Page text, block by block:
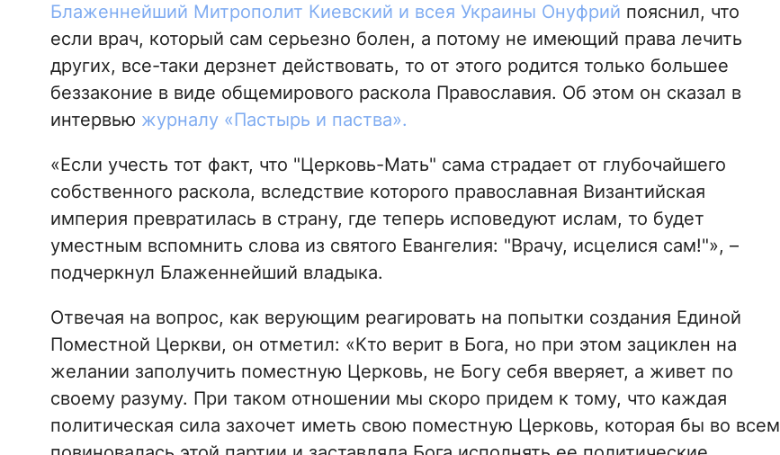
Блаженнейший Митрополит Киевский и всея Украины Онуфрий пояснил, что
если врач, который сам серьезно болен, а потому не имеющий права лечить
других, все-таки дерзнет действовать, то от этого родится только большее
беззаконие в виде общемирового раскола Православия. Об этом он сказал в
интервью журналу «Пастырь и паства».
«Если учесть тот факт, что "Церковь-Мать" сама страдает от глубочайшего
собственного раскола, вследствие которого православная Византийская
империя превратилась в страну, где теперь исповедуют ислам, то будет
уместным вспомнить слова из святого Евангелия: "Врачу, исцелися сам!"», –
подчеркнул Блаженнейший владыка.
Отвечая на вопрос, как верующим реагировать на попытки создания Единой
Поместной Церкви, он отметил: «Кто верит в Бога, но при этом зациклен на
желании заполучить поместную Церковь, не Богу себя вверяет, а живет по
своему разуму. При таком отношении мы скоро придем к тому, что каждая
политическая сила захочет иметь свою поместную Церковь, которая бы во всем